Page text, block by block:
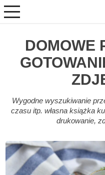
DOMOWE
Wygodne wyszukiwanie
czasu itp. własna książka
drukowanie,